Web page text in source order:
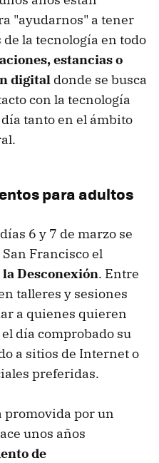
"ayudarnos" a tener
la tecnología en todo
estancias o
digital donde se busca
con la tecnología
tanto en el ámbito
para adultos
6 y 7 de marzo se
Francisco el
Desconexión. Entre
talleres y sesiones
a quienes quieren
día comprobado su
a sitios de Internet o
preferidas.
promovida por un
unos años
de